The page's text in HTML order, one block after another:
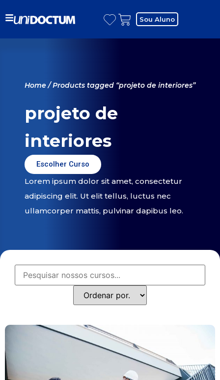
Sou Aluno
Home/ Products tagged “projeto de interiores”
projeto de
interiores
Escolher Curso
Lorem ipsum dolor sit amet, consectetur
adipiscing elit. Ut elit tellus, luctus nec
ullamcorper mattis, pulvinar dapibus leo.